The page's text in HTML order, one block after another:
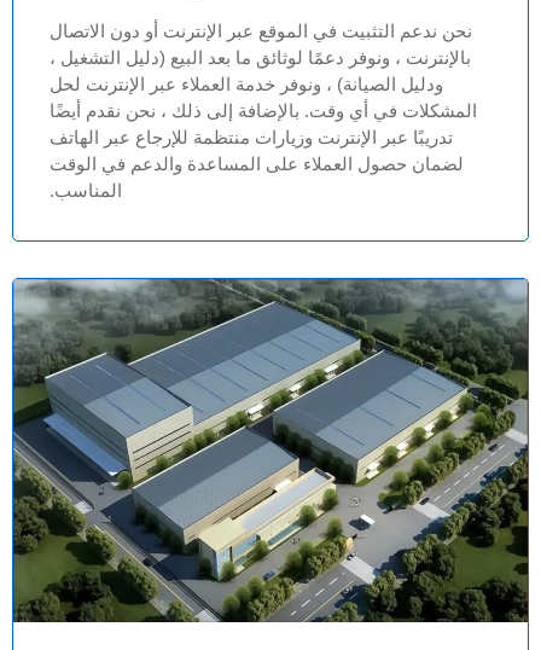
نحن ندعم التثبيت في الموقع عبر الإنترنت أو دون الاتصال
بالإنترنت ، ونوفر دعمًا لوثائق ما بعد البيع (دليل التشغيل ،
ودليل الصيانة) ، ونوفر خدمة العملاء عبر الإنترنت لحل
المشكلات في أي وقت. بالإضافة إلى ذلك ، نحن نقدم أيضًا
تدريبًا عبر الإنترنت وزيارات منتظمة للإرجاع عبر الهاتف
لضمان حصول العملاء على المساعدة والدعم في الوقت
المناسب.